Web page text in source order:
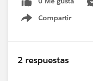
Compartir
Show menu
2 respuestas